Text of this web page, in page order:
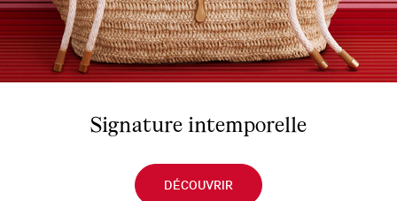
Signature intemporelle
DÉCOUVRIR